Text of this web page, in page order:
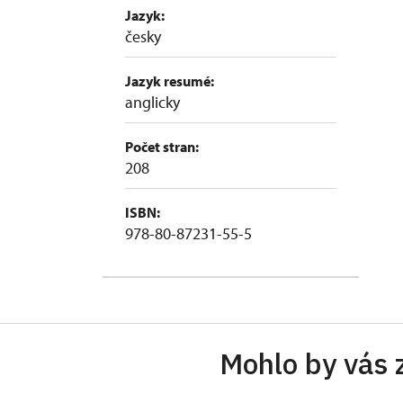
Jazyk:
česky
Jazyk resumé:
anglicky
Počet stran:
208
ISBN:
978-80-87231-55-5
Mohlo by vás